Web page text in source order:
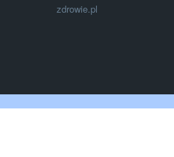
zdrowie.pl